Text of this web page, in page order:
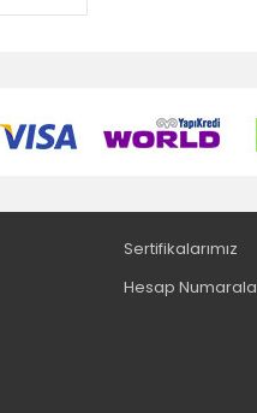
Sertifikalarımız
Hesap